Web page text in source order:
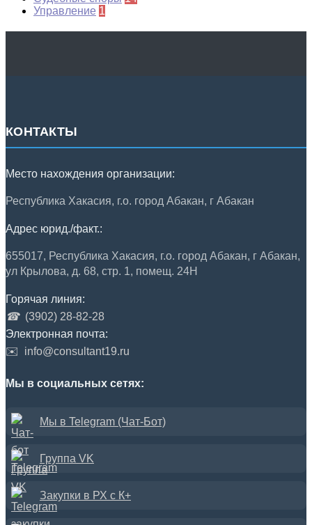
Управление 1
КОНТАКТЫ
Место нахождения организации:
Республика Хакасия, г.о. город Абакан, г Абакан
Адрес юрид./факт.:
655017, Республика Хакасия, г.о. город Абакан, г Абакан,
ул Крылова, д. 68, стр. 1, помещ. 24Н
Горячая линия:
☎ (3902) 28-82-28
Электронная почта:
✉️
info@consultant19.ru
Мы в социальных сетях:
Мы в Telegram (Чат-Бот)
Группа VK
Закупки в РХ с К+